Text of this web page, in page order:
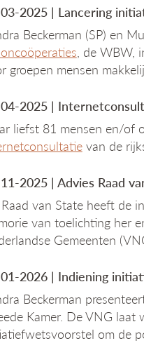
2025 | Lancering
Beckerman (SP) en
, de WBW,
groepen mensen
2025 |
liefst 81 mensen en/of
van de
2025 | Advies Raad
van State heeft de
van toelichting her
Gemeenten
2026 | Indiening
Beckerman
Kamer. De VNG
om de